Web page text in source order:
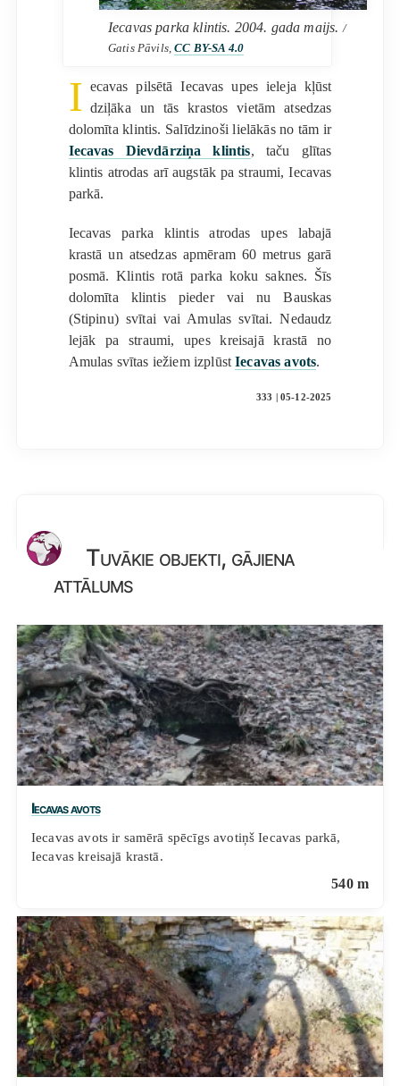
Iecavas parka klintis. 2004. gada maijs. /
Gatis Pāvils,CC BY-SA 4.0
I ecavas pilsētā Iecavas upes ieleja kļūst
dziļāka un tās krastos vietām atsedzas
dolomīta klintis. Salīdzinoši lielākās no tām ir
Iecavas Dievdārziņa klintis, taču glītas
klintis atrodas arī augstāk pa straumi, Iecavas
parkā.
Iecavas parka klintis atrodas upes labajā
krastā un atsedzas apmēram 60 metrus garā
posmā. Klintis rotā parka koku saknes. Šīs
dolomīta klintis pieder vai nu Bauskas
(Stipinu) svītai vai Amulas svītai. Nedaudz
lejāk pa straumi, upes kreisajā krastā no
Amulas svītas iežiem izplūstIecavas avots.
333 | 05-12-2025
Tuvākie objekti, gājiena
attālums
Iecavas avots
Iecavas avots ir samērā spēcīgs avotiņš Iecavas parkā,
Iecavas kreisajā krastā.
540 m